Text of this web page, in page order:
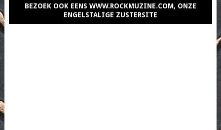
BEZOEK OOK EENS WWW.ROCKMUZINE.COM, ONZE
ENGELSTALIGE ZUSTERSITE